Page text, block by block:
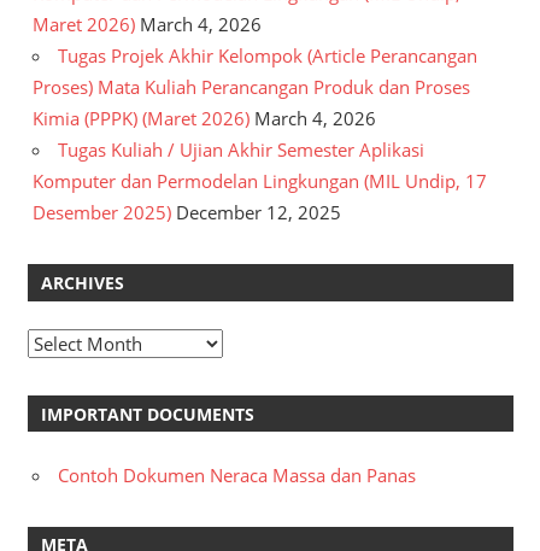
Maret 2026) March 4, 2026
Tugas Projek Akhir Kelompok (Article Perancangan
Proses) Mata Kuliah Perancangan Produk dan Proses
Kimia (PPPK) (Maret 2026) March 4, 2026
Tugas Kuliah / Ujian Akhir Semester Aplikasi
Komputer dan Permodelan Lingkungan (MIL Undip, 17
Desember 2025) December 12, 2025
ARCHIVES
Archives
IMPORTANT DOCUMENTS
Contoh Dokumen Neraca Massa dan Panas
META